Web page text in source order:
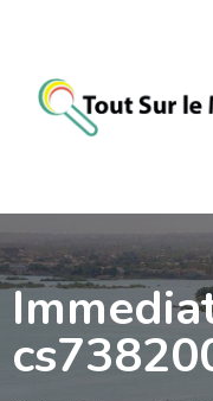
contenu